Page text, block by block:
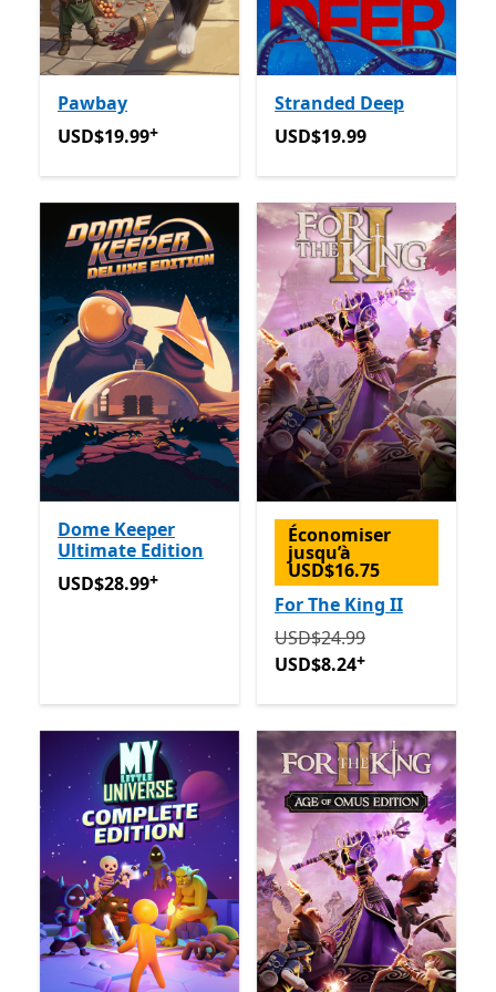
Pawbay
USD$19.99Avec des achats dans l’application
USD$19.99+
Stranded Deep
USD$19.99
USD$19.99
Dome Keeper
Ultimate Edition
USD$28.99Avec des achats dans l’application
USD$28.99+
Économiser
jusqu’à
USD$16.75
For The King II
Initialement USD$24.99
USD$24.99
USD$8.24+